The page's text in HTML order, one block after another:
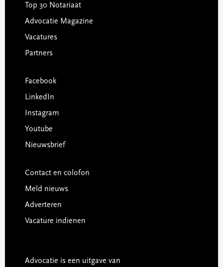
Top 30 Notariaat
Advocatie Magazine
Vacatures
Partners
Facebook
LinkedIn
Instagram
Youtube
Nieuwsbrief
Contact en colofon
Meld nieuws
Adverteren
Vacature indienen
Advocatie is een uitgave van